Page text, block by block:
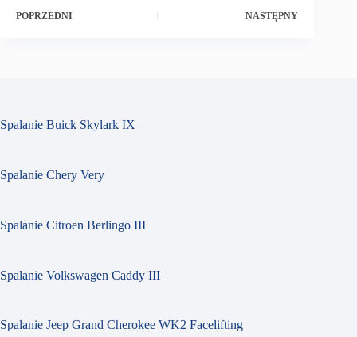
POPRZEDNI NASTĘPNY
Spalanie Buick Skylark IX
Spalanie Chery Very
Spalanie Citroen Berlingo III
Spalanie Volkswagen Caddy III
Spalanie Jeep Grand Cherokee WK2 Facelifting